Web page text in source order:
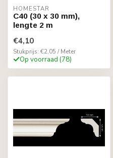
HOMESTAR
C40 (30 x 30 mm),
lengte 2 m
€4,10
Stukprijs: €2,05 / Meter
Op voorraad (78)